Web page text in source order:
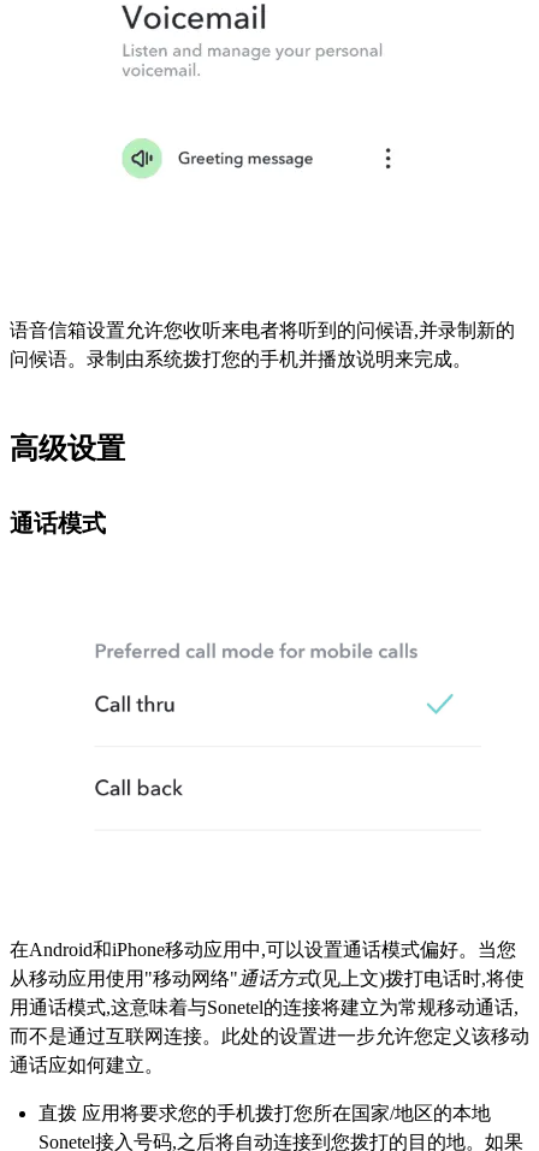
语音信箱设置允许您收听来电者将听到的问候语,并录制新的
问候语。录制由系统拨打您的手机并播放说明来完成。
高级设置
通话模式
在Android和iPhone移动应用中,可以设置通话模式偏好。当您
从移动应用使用"移动网络"通话方式(见上文)拨打电话时,将使
用通话模式,这意味着与Sonetel的连接将建立为常规移动通话,
而不是通过互联网连接。此处的设置进一步允许您定义该移动
通话应如何建立。
直拨 应用将要求您的手机拨打您所在国家/地区的本地
Sonetel接入号码,之后将自动连接到您拨打的目的地。如果